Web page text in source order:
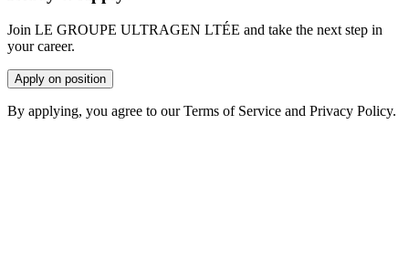
Join LE GROUPE ULTRAGEN LTÉE and take the next step in
your career.
Apply on position
By applying, you agree to our Terms of Service and Privacy Policy.